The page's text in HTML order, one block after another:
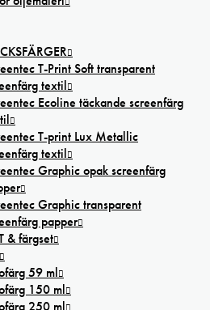
T-Print Soft transparent
textil
Ecoline täckande screenfärg
T-print Lux Metallic
textil
Graphic opak screenfärg
Graphic transparent
papper
& färgset
59 ml
150 ml
250 ml